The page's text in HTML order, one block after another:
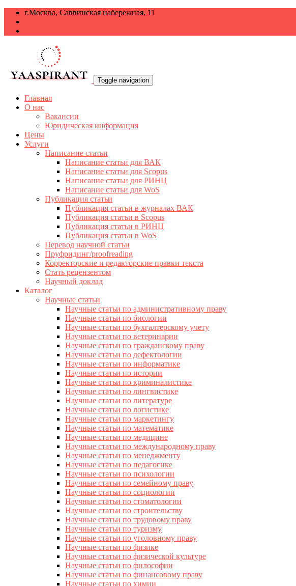
г.Москва, Саввинская набережная, 11
Toggle navigation
Главная
О нас
Вакансии
Юридическая информация
Цены
Услуги
Написание статьи
Написание статьи для ВАК
Написание статьи для Scopus
Написание статьи для РИНЦ
Написание статьи для WoS
Публикация статьи
Публикация статьи в журналах ВАК
Публикация статьи в Scopus
Публикация статьи в РИНЦ
Публикация статьи в WoS
Перевод научной статьи
Пруфридинг/proofreading
Корректорские и редакторские правки текста
Стать рецензентом
Научный доклад
Каталог
Научные статьи
Научные статьи по административному праву
Научные статьи по биологии
Научные статьи по бухгалтерскому учету
Научные статьи по ветеринарии
Научные статьи по гражданскому праву
Научные статьи по дефектологии
Научные статьи по информатике
Научные статьи по истории
Научные статьи по криминалистике
Научные статьи по лингвистике
Научные статьи по литературе
Научные статьи по логистике
Научные статьи по маркетингу
Научные статьи по математике
Научные статьи по медицине
Научные статьи по международному праву
Научные статьи по менеджменту
Научные статьи по педагогике
Научные статьи по психологии
Научные статьи по семейному праву
Научные статьи по социологии
Научные статьи по стоматологии
Научные статьи по строительству
Научные статьи по трудовому праву
Научные статьи по туризму
Научные статьи по уголовному праву
Научные статьи по физике
Научные статьи по физической культуре
Научные статьи по философии
Научные статьи по финансовому праву
Научные статьи по химии